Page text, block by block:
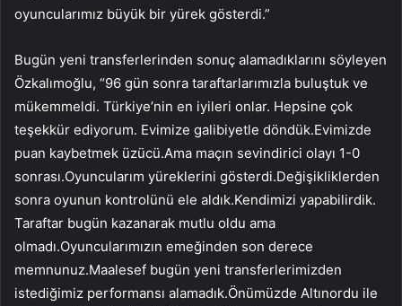
oyuncularımız büyük bir yürek gösterdi.”
Bugün yeni transferlerinden sonuç alamadıklarını söyleyen
Özkalımoğlu, “96 gün sonra taraftarlarımızla buluştuk ve
mükemmeldi. Türkiye’nin en iyileri onlar. Hepsine çok
teşekkür ediyorum. Evimize galibiyetle döndük.Evimizde
puan kaybetmek üzücü.Ama maçın sevindirici olayı 1-0
sonrası.Oyuncularım yüreklerini gösterdi.Değişikliklerden
sonra oyunun kontrolünü ele aldık.Kendimizi yapabilirdik.
Taraftar bugün kazanarak mutlu oldu ama
olmadı.Oyuncularımızın emeğinden son derece
memnunuz.Maalesef bugün yeni transferlerimizden
istediğimiz performansı alamadık.Önümüzde Altınordu ile